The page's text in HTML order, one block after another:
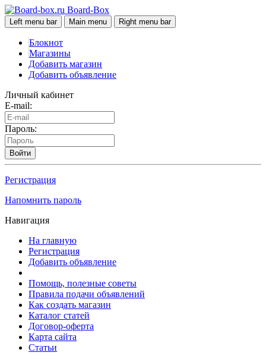
Board-Box
Left menu bar Main menu Right menu bar
Блокнот
Магазины
Добавить магазин
Добавить объявление
Личный кабинет
E-mail:
Пароль:
Войти
Регистрация
Напомнить пароль
Навигация
На главную
Регистрация
Добавить объявление
Помощь, полезные советы
Правила подачи объявлений
Как создать магазин
Каталог статей
Договор-оферта
Карта сайта
Статьи